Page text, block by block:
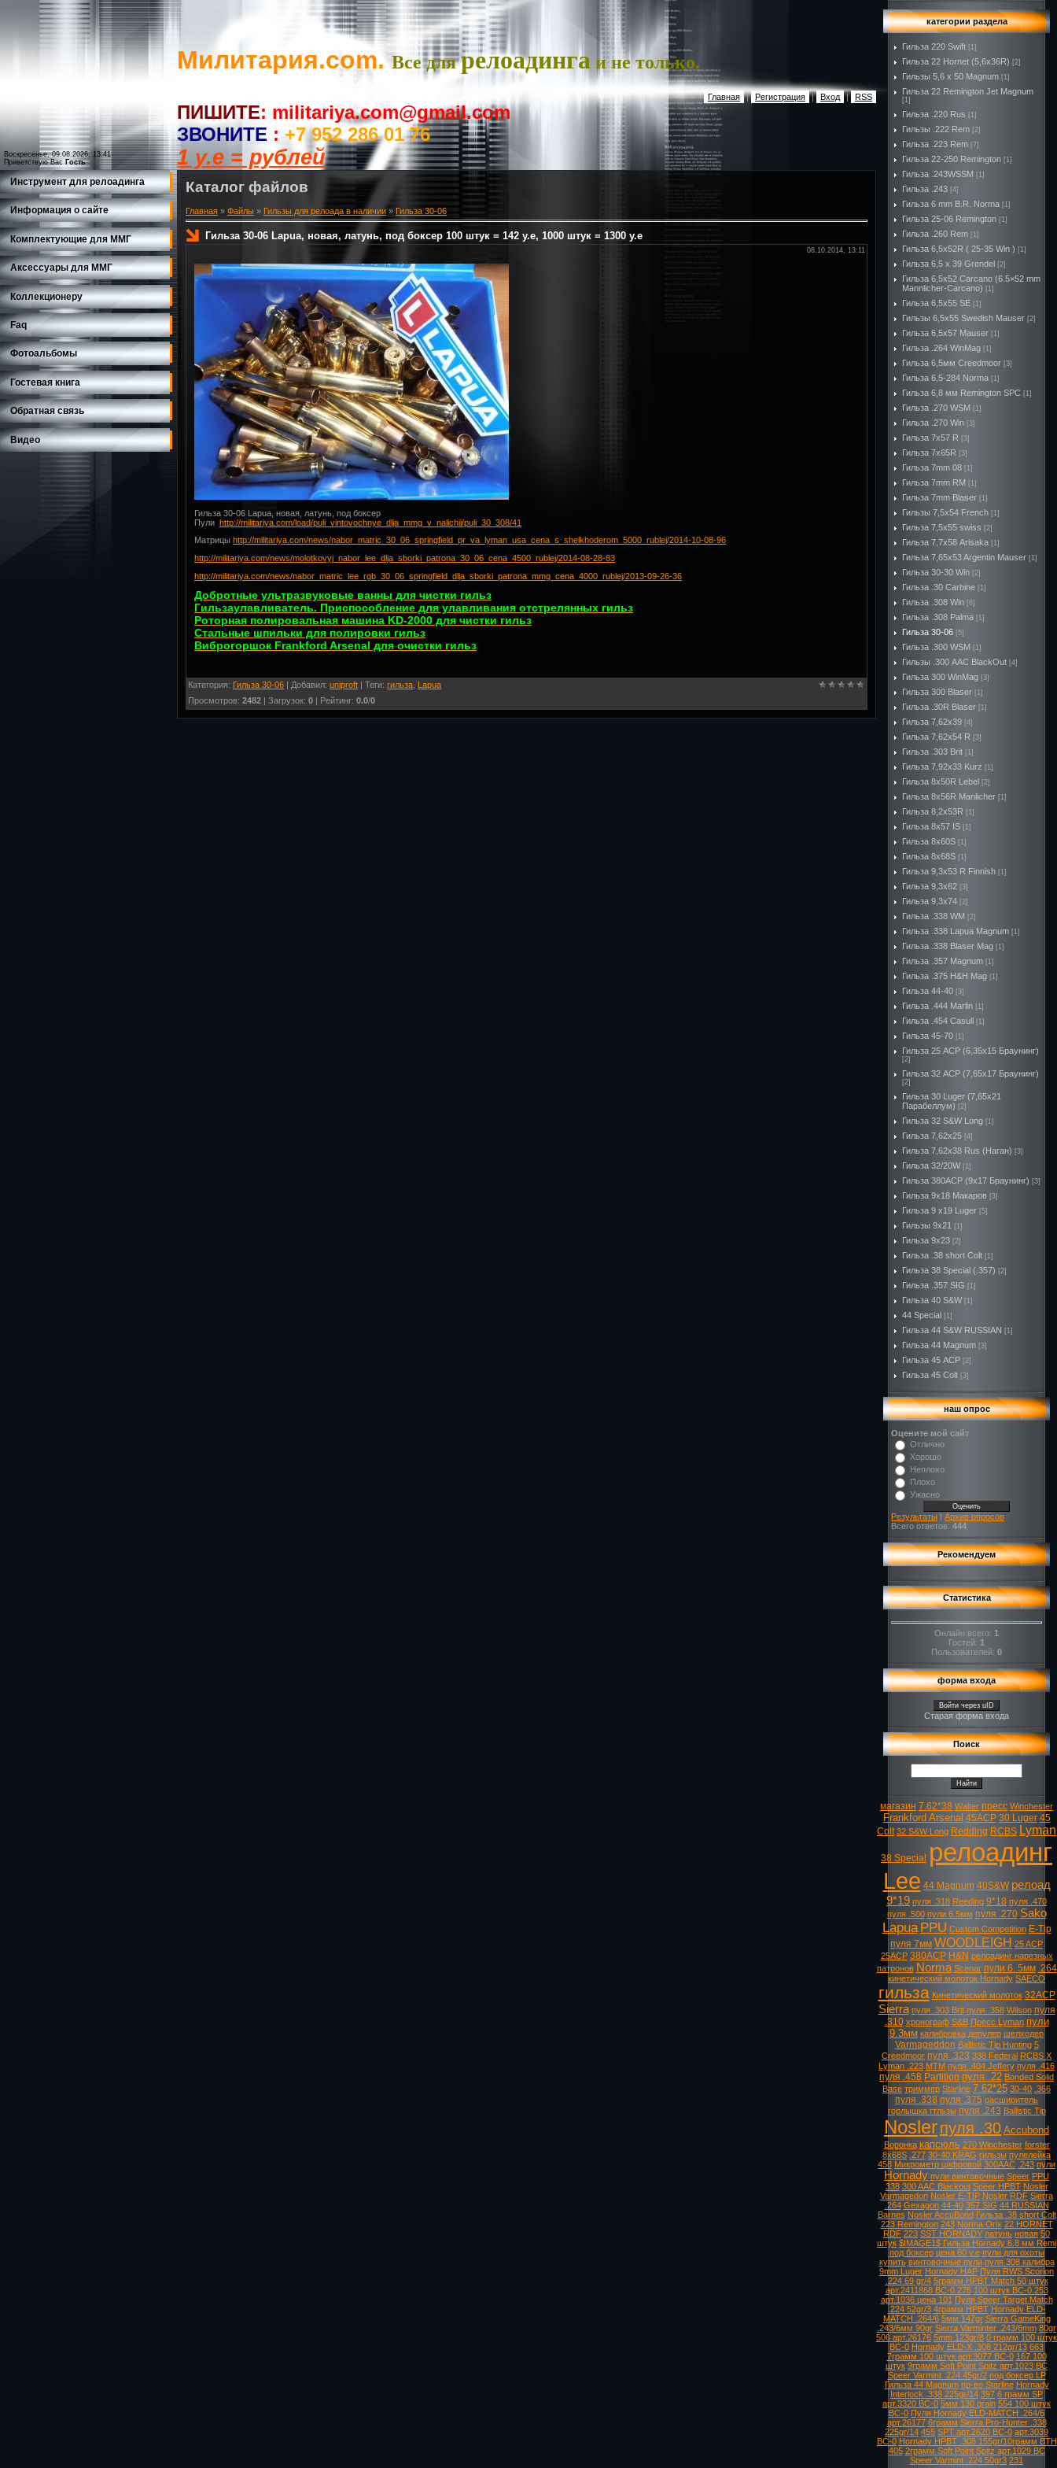
Воскресенье, 09.08.2026, 13:41
Приветствую Вас Гость
Милитария.com.Все длярелоадинга и не только.
Главная | Регистрация | Вход | RSS
ПИШИТЕ: militariya.com@gmail.com
ЗВОНИТЕ : +7 952 286 01 76
1 у.е = рублей
Инструмент для релоадинга
Информация о сайте
Комплектующие для ММГ
Аксессуары для ММГ
Коллекционеру
Faq
Фотоальбомы
Гостевая книга
Обратная связь
Видео
Каталог файлов
Главная » Файлы » Гильзы для релоада в наличии » Гильза 30-06
Гильза 30-06 Lapua, новая, латунь, под боксер 100 штук = 142 у.е, 1000 штук = 1300 у.е
08.10.2014, 13:11
Гильза 30-06 Lapua, новая, латунь, под боксер
Пули http://militariya.com/load/puli_vintovochnye_dlja_mmg_v_nalichii/puli_30_308/41
Матрицы http://militariya.com/news/nabor_matric_30_06_springfield_pr_va_lyman_usa_cena_s_shelkhoderom_5000_rublej/2014-10-08-96
http://militariya.com/news/molotkovyj_nabor_lee_dlja_sborki_patrona_30_06_cena_4500_rublej/2014-08-28-83
http://militariya.com/news/nabor_matric_lee_rgb_30_06_springfield_dlja_sborki_patrona_mmg_cena_4000_rublej/2013-09-26-36
Добротные ультразвуковые ванны для чистки гильз
Гильзаулавливатель. Приспособление для улавливания отстрелянных гильз
Роторная полировальная машина KD-2000 для чистки гильз
Стальные шпильки для полировки гильз
Виброгоршок Frankford Arsenal для очистки гильз
Категория: Гильза 30-06 | Добавил: uniproft | Теги: гильза Lapua
Просмотров: 2482 | Загрузок: 0 | Рейтинг: 0.0/0
категории раздела
Гильза 220 Swift [1]
Гильза 22 Hornet (5,6х36R) [2]
Гильзы 5,6 х 50 Magnum [1]
Гильза 22 Remington Jet Magnum
[1]
Гильза .220 Rus [1]
Гильзы .222 Rem [2]
Гильза .223 Rem [7]
Гильза 22-250 Remington [1]
Гильза .243WSSM [1]
Гильза .243 [4]
Гильза 6 mm B.R. Norma [1]
Гильза 25-06 Remington [1]
Гильза .260 Rem [1]
Гильза 6,5x52R ( 25-35 Win ) [1]
Гильза 6,5 х 39 Grendel [2]
Гильза 6,5х52 Carcano (6.5×52 mm
Mannlicher-Carcano) [1]
Гильза 6,5х55 SE [1]
Гильзы 6,5х55 Swedish Mauser [2]
Гильза 6,5х57 Mauser [1]
Гильза .264 WinMag [1]
Гильза 6,5мм Creedmoor [3]
Гильза 6,5-284 Norma [1]
Гильза 6,8 мм Remington SPC [1]
Гильза .270 WSM [1]
Гильза .270 Win [3]
Гильза 7х57 R [3]
Гильза 7х65R [3]
Гильза 7mm 08 [1]
Гильза 7mm RM [1]
Гильза 7mm Blaser [1]
Гильзы 7,5x54 French [1]
Гильза 7,5x55 swiss [2]
Гильза 7,7х58 Arisaka [1]
Гильза 7,65x53 Argentin Mauser [1]
Гильза 30-30 Win [2]
Гильза .30 Carbine [1]
Гильза .308 Win [6]
Гильза .308 Palma [1]
Гильза 30-06 [5]
Гильза .300 WSM [1]
Гильзы .300 AAC BlackOut [4]
Гильза 300 WinMag [3]
Гильза 300 Blaser [1]
Гильза .30R Blaser [1]
Гильза 7,62х39 [4]
Гильза 7,62х54 R [3]
Гильза .303 Brit [1]
Гильза 7,92х33 Kurz [1]
Гильза 8x50R Lebel [2]
Гильза 8x56R Manlicher [1]
Гильза 8,2х53R [1]
Гильза 8х57 IS [1]
Гильза 8x60S [1]
Гильза 8х68S [1]
Гильза 9,3х53 R Finnish [1]
Гильза 9,3х62 [3]
Гильза 9,3х74 [2]
Гильза .338 WM [2]
Гильза .338 Lapua Magnum [1]
Гильза .338 Blaser Mag [1]
Гильза .357 Magnum [1]
Гильза .375 H&H Mag [1]
Гильза 44-40 [3]
Гильза .444 Marlin [1]
Гильза .454 Casull [1]
Гильза 45-70 [1]
Гильза 25 ACP (6,35х15 Браунинг)
[2]
Гильза 32 ACP (7,65х17 Браунинг)
[2]
Гильза 30 Luger (7,65х21
Парабеллум) [2]
Гильза 32 S&W Long [1]
Гильза 7,62х25 [4]
Гильза 7,62х38 Rus (Наган) [3]
Гильза 32/20W [1]
Гильза 380ACP (9х17 Браунинг) [3]
Гильза 9х18 Макаров [3]
Гильза 9 х19 Luger [5]
Гильзы 9х21 [1]
Гильза 9х23 [2]
Гильза .38 short Colt [1]
Гильза 38 Special (.357) [2]
Гильза .357 SIG [1]
Гильза 40 S&W [1]
44 Special [1]
Гильза 44 S&W RUSSIAN [1]
Гильза 44 Magnum [3]
Гильза 45 ACP [2]
Гильза 45 Colt [3]
наш опрос
Оцените мой сайт
Отлично
Хорошо
Неплохо
Плохо
Ужасно
Результаты | Архив опросов
Всего ответов: 444
Рекомендуем
Статистика
Онлайн всего: 1
Гостей: 1
Пользователей: 0
форма входа
Войти через uID
Старая форма входа
Поиск
магазин 7.62*38 Walter пресс Winchester
Frankford Arsenal 45ACP 30 Luger 45
Colt 32 S&W Long Redding RCBS Lyman
38 Special релоадинг
Lee 44 Magnum 40S&W релоад
9*19 пуля .318 Reeding 9*18 пуля .470
пуля .500 пули 6.5мм пуля .270 Sako
Lapua PPU Custom Competition E-Tip
пуля 7мм WOODLEIGH 25 ACP
25ACP 380ACP H&N релоадинг нарезных
патронов Norma Scenar пули 6. 5мм .264
кинетический молоток Hornady SAECO
гильза Кинетический молоток 32ACP
Sierra пуля .303 Brit пуля .358 Wilson пуля
.310 хронограф S&B Пресс Lyman пули
9.3мм калибровка депулер шелходер
Varmageddon Ballistic Tip Hunting 5
Creedmoor пуля .323 338 Federal RCBS X
Lyman .223 MTM пуля .404 Jeffery пуля .416
пуля .458 Partition пуля .22 Bonded Solid
Base триммер Starline 7.62*25 30-40 .366
пуля .338 пуля .375 расширитель
горлышка гтльзы пуля .243 Ballistic Tip
Noslerпуля .30 Accubond
Воронка капсюль 270 Winchester forster
8х68S .277 30-40 KRAG гильзы пулелейка
458 Микрометр цифровой 300AAC .243 пули
Hornady пули винтовочные Speer PPU
338 300 AAC Blackout Speer HPBT Nosler
Varmagedon Nosler E-TIP Nosler RDF Sierra
.264 Gexagon 44-40 357 SIG 44 RUSSIAN
Barnes Nosler AccuBond Гильза .38 short Colt
223 Remington 243 Norma Orix 22 HORNET
RDF 223 SST HORNADY латунь новая 50
штук $IMAGE1$ Гильза Hornady 6.8 мм Remi
под боксер цена 60 у.е пули для охоты
купить винтовочные пули пуля 308 калибра
9mm Luger Hornady HAP Пуля RWS Scorion
.224 69 gr/4 5грамм HPBT Match 50 штук
арт.2411868 ВС-0.276 100 штук ВС-0.253
арт.1036 цена 101 Пуля Speer Target Match
.224 52gr/3 4грамм HPBT Hornady ELD-
MATCH .264/6 5мм 147gr Sierra GameKing
.243/6мм 90gr Sierra Varminter .243/6mm 80gr
506 арт.26176 5mm 123gr/8 0 грамм 100 штук
ВС-0 Hornady ELD-X .308 212gr/13 663
7грамм 100 штук арт.3077 ВС-0 167 100
штук 9грамм Soft Point Spitz арт.1023 ВС
Speer Varmint .224 45gr/2 под боксер LP
Гильза 44 Magnum пр-во Starline Hornady
Interlock .338 225gr/14 397 6 грамм SP
арт.3320 ВС-0 5мм 130 grain 554 100 штук
ВС-0 Пуля Hornady ELD-MATCH .264/6
арт.26177 6грамм Sierra Pro-Hunter .338
225gr/14 455 SPT арт.2620 ВС-0 арт.3039
ВС-0 Hornady HPBT .308 155gr/10грамм BTH
405 2грамм Soft Point Spitz арт.1029 ВС
Speer Varmint .224 50gr3 231